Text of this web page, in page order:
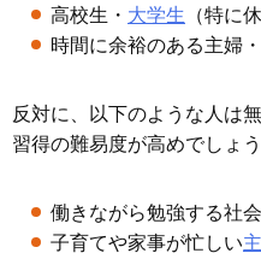
高校生・ 大学生 （特に
時間に余裕のある主婦
反対に、以下のような人は
習得の難易度が高めでしょう
働きながら勉強する社
子育てや家事が忙しい